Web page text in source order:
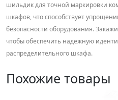
шильдик для точной маркировки
шкафов, что способствует
безопасности оборудования.
чтобы обеспечить надежную
распределительного шкафа.
Похожие товары